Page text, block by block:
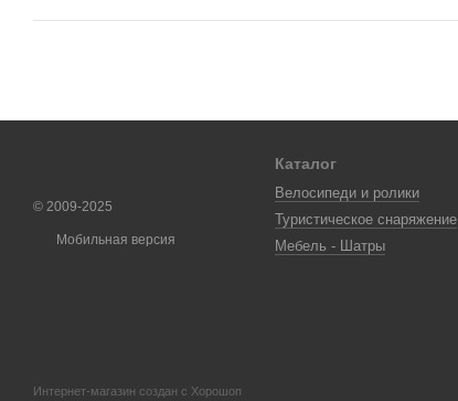
© 2009-2025
Мобильная версия
Интернет-магазин создан с Хорошоп
Каталог
Велосипеди и ролики
Туристическое снаряжение
Мебель - Шатры